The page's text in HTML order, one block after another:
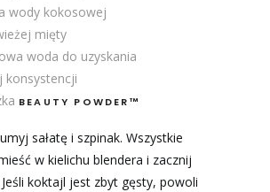
wody kokosowej
mięty
woda do uzyskania
konsystencji
BEAUTY POWDER™
sałatę i szpinak. Wszystkie
w kielichu blendera i zacznij
koktajl jest zbyt gęsty, powoli